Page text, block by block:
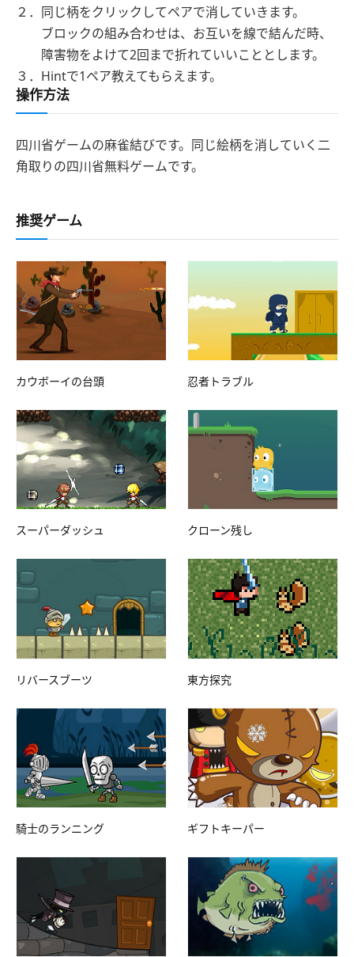
２．同じ柄をクリックしてペアで消していきます。
ブロックの組み合わせは、お互いを線で結んだ時、
障害物をよけて2回まで折れていいこととします。
３．Hintで1ペア教えてもらえます。
操作方法
四川省ゲームの麻雀結びです。同じ絵柄を消していく二
角取りの四川省無料ゲームです。
推奨ゲーム
カウボーイの台頭 忍者トラブル
スーパーダッシュ クローン残し
リバースブーツ 東方探究
騎士のランニング ギフトキーパー